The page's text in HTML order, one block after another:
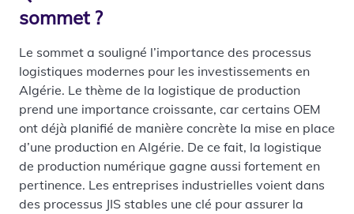
sommet ?
Le sommet a souligné l’importance des processus
logistiques modernes pour les investissements en
Algérie. Le thème de la logistique de production
prend une importance croissante, car certains OEM
ont déjà planifié de manière concrète la mise en place
d’une production en Algérie. De ce fait, la logistique
de production numérique gagne aussi fortement en
pertinence. Les entreprises industrielles voient dans
des processus JIS stables une clé pour assurer la